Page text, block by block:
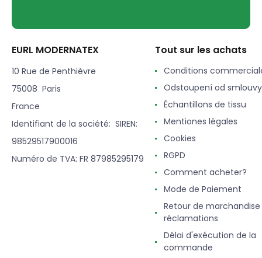
EURL MODERNATEX
10 Rue de Penthièvre
75008 Paris
France
Identifiant de la société: SIREN:
98529517900016
Numéro de TVA: FR 87985295179
Tout sur les achats
Conditions
Odstoupení od smlouvy
Échantillons de tissu
Mentiones légales
Cookies
RGPD
Comment acheter?
Mode de Paiement
Retour de
réclamations
Délai d'exécution de la
commande